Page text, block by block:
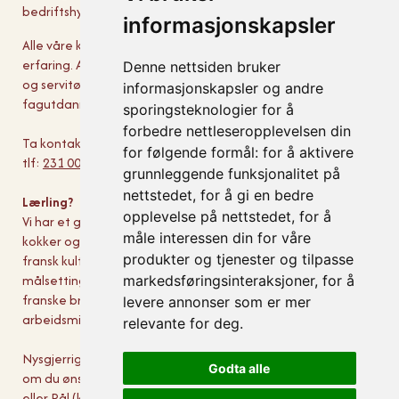
informasjonskapsler
Denne nettsiden bruker
informasjonskapsler og andre
sporingsteknologier for å
forbedre nettleseropplevelsen din
for følgende formål: for å aktivere
grunnleggende funksjonalitet på
nettstedet, for å gi en bedre
opplevelse på nettstedet, for å
måle interessen din for våre
produkter og tjenester og tilpasse
markedsføringsinteraksjoner, for å
levere annonser som er mer
relevante for deg.
Godta alle
bedriftshytte i Paris er òg en del av hverdagen.
Alle våre kokker og servitører har fagbrev og/eller relevant
erfaring. Alle er daglig deltakere i utdanningen til våre kokk-
og servitørlærlinger, som kan høste av en solid
fagutdanning!
Ta kontakt med oss snarest: bord@brasseriefrance.no
tlf: 231 00 165
Lærling?
Vi har et godt læremiljø med egen lærlingeskole. Våre
kokker og servitører har gode kunnskaper om mat, vin og
fransk kultur, og vi har et godt arbeidsfelleskap! I vår
målsetting står det blant annet at vi skal være det beste
franske brasseriet utenfor Frankrike, og ha det triveligste
arbeidsmiljøet i Oslos restaurantverden.
Nysgjerrig? Vi tar gjerne en prat med deg, kokk, servitør eller
om du ønsker å begynne i lære. Spør etter Knut (servitør)